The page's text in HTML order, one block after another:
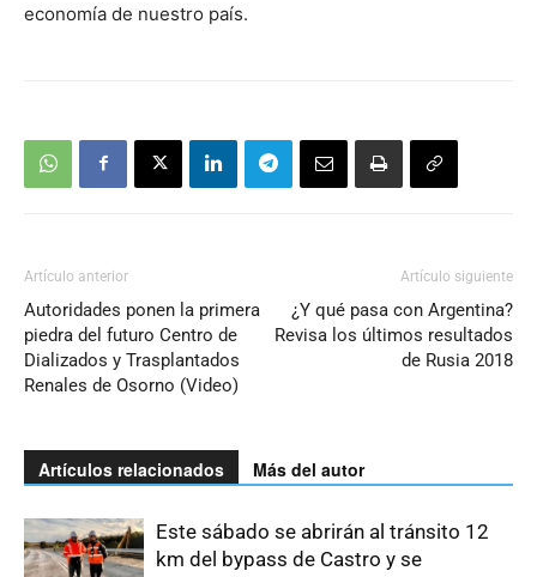
economía de nuestro país.
Artículo anterior
Autoridades ponen la primera
piedra del futuro Centro de
Dializados y Trasplantados
Renales de Osorno (Video)
Artículo siguiente
¿Y qué pasa con Argentina?
Revisa los últimos resultados
de Rusia 2018
Artículos relacionados Más del autor
Este sábado se abrirán al tránsito 12
km del bypass de Castro y se